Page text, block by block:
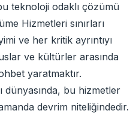
teknoloji odaklı çözümü
Hizmetleri sınırları
ve her kritik ayrıntıyı
ve kültürler arasında
yaratmaktır.
bu hizmetler
devrim niteliğindedir.